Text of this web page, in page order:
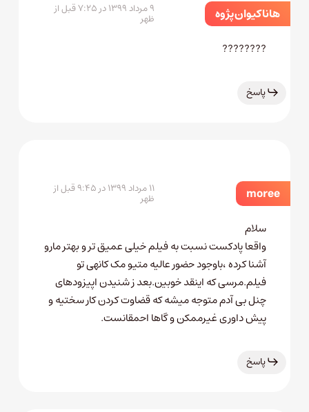
هانا كيوان پژوه ۹ مرداد ۱۳۹۹ در ۷:۲۵ قبل از
ظهر
????????
پاسخ
moree ۱۱ مرداد ۱۳۹۹ در ۹:۴۵ قبل از
ظهر
سلام
واقعا پادکست نسبت به فیلم خیلی عمیق تر و بهتر مارو
آشنا کرده ،باوجود حضور عالیه متیو مک کانهی تو
فیلم.مرسی که اینقد خوبین.بعد ز شنیدن اپیزودهای
چنل بی آدم متوجه میشه که قضاوت کردن کار سختیه و
پیش داوری غیرممکن و گاها احمقانست.
پاسخ